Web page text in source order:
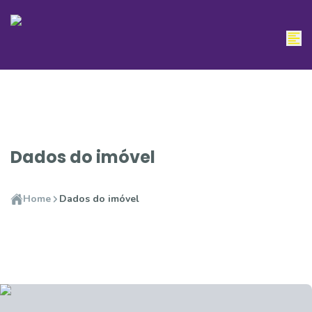
Dados do imóvel
Home Dados do imóvel